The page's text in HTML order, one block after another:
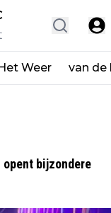
Weer van de
bijzondere